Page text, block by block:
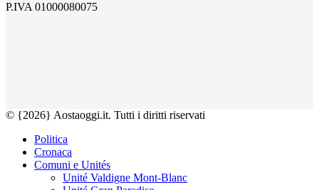
P.IVA 01000080075
© {2026} Aostaoggi.it. Tutti i diritti riservati
Politica
Cronaca
Comuni e Unités
Unité Valdigne Mont-Blanc